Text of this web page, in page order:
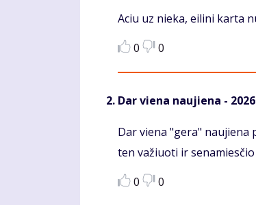
Komentaras
Aciu uz nieka, eilini karta
0
0
Dar viena naujiena -
Komentaras
Dar viena "gera" naujiena
ten važiuoti ir
0
0